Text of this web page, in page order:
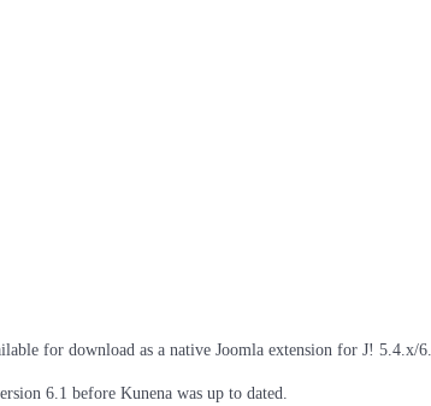
for download as a native Joomla extension for J! 5.4.x/
6.1 before Kunena was up to dated.